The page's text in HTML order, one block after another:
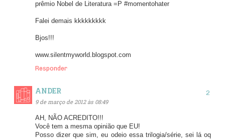
prêmio Nobel de Literatura =P #momentohater
Falei demais kkkkkkkkk
Bjos!!!
www.silentmyworld.blogspot.com
Responder
ANDER
9 de março de 2012 às 08:49
AH, NÃO ACREDITO!!!
Você tem a mesma opinião que EU!
Posso dizer que sim, eu odeio essa trilogia/série, sei lá oq